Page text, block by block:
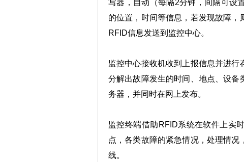
写器，自动（每隔2分钟，间隔可设
的位置，时间等信息，若发现故障
RFID信息发送到监控中心。
监控中心接收机收到上报信息并进行
分解出故障发生的时间、地点、设备
务器，并同时在网上发布。
监控终端借助RFID系统在软件上实
点，各类故障的紧急情况，处理情
线。